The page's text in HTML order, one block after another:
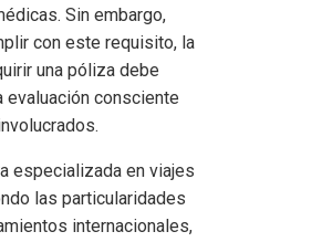
Sin embargo,
con este requisito, la
una póliza debe
evaluación consciente
especializada en viajes
las particularidades
internacionales,